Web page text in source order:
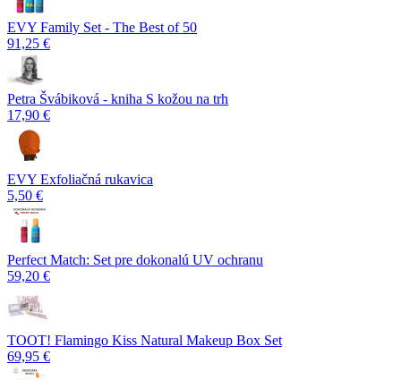
EVY Family Set - The Best of 50
91,25 €
Petra Švábiková - kniha S kožou na trh
17,90 €
EVY Exfoliačná rukavica
5,50 €
Perfect Match: Set pre dokonalú UV ochranu
59,20 €
TOOT! Flamingo Kiss Natural Makeup Box Set
69,95 €